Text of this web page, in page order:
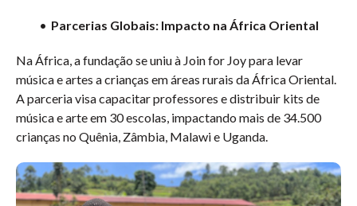
Parcerias Globais: Impacto na África Oriental
Na África, a fundação se uniu à Join for Joy para levar
música e artes a crianças em áreas rurais da África Oriental.
A parceria visa capacitar professores e distribuir kits de
música e arte em 30 escolas, impactando mais de 34.500
crianças no Quênia, Zâmbia, Malawi e Uganda.